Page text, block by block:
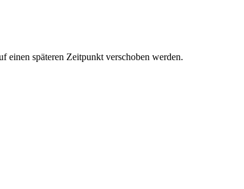
einen späteren Zeitpunkt verschoben werden.